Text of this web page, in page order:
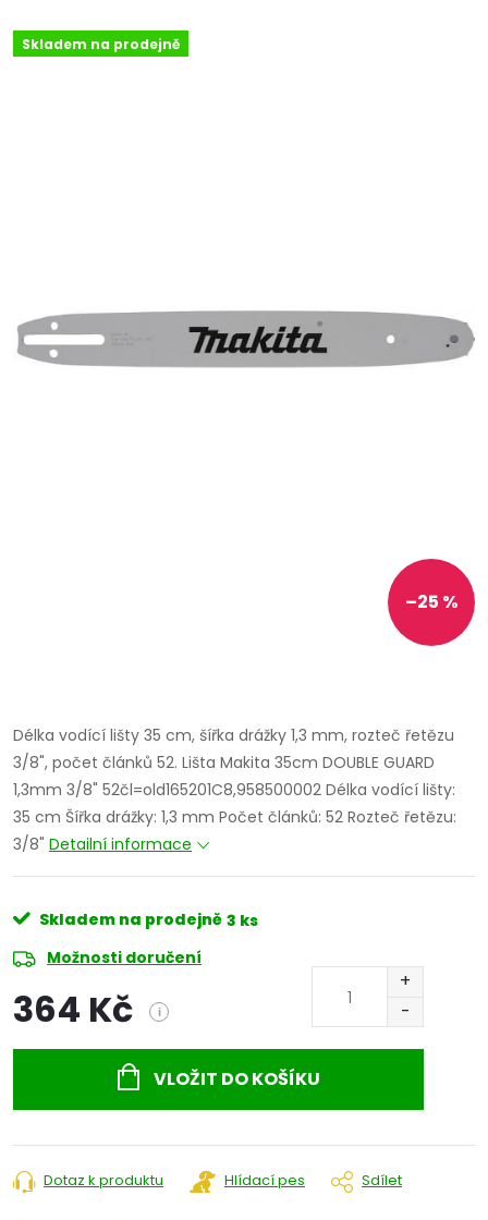
Skladem na prodejně
–25 %
Délka vodící lišty 35 cm, šířka drážky 1,3 mm, rozteč řetězu
3/8", počet článků 52. Lišta Makita 35cm DOUBLE GUARD
1,3mm 3/8" 52čl=old165201C8,958500002 Délka vodící lišty:
35 cm Šířka drážky: 1,3 mm Počet článků: 52 Rozteč řetězu:
3/8" Detailní informace
Skladem na prodejně 3 ks
Možnosti doručení
364 Kč i
VLOŽIT DO KOŠÍKU
Dotaz k produktu Hlídací pes Sdílet